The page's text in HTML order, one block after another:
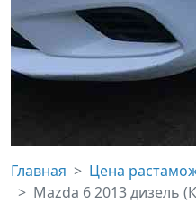
Главная
Цена
Mazda 6 2013 дизель